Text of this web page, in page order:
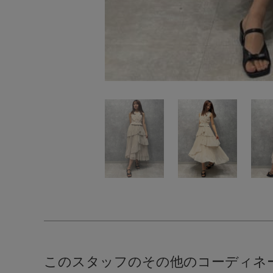
このスタッフのその他のコーディネ